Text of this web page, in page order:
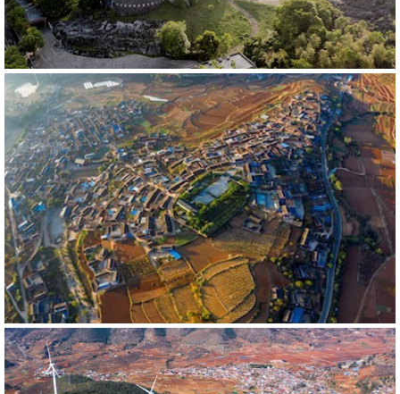
RM 523133
RM 443849